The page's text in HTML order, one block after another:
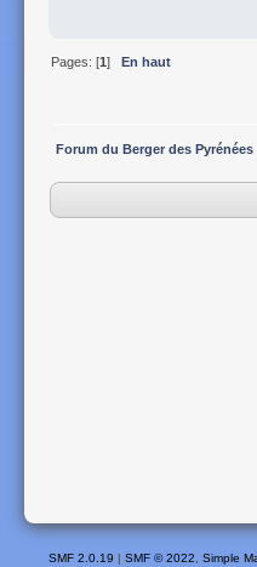
Pages: [1] En haut
Forum du Berger des Pyrénées
SMF 2.0.19 SMF © 2022, Simple